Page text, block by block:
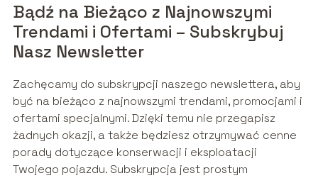
Bądź na Bieżąco z Najnowszymi
Trendami i Ofertami – Subskrybuj
Nasz Newsletter
Zachęcamy do subskrypcji naszego newslettera, aby
być na bieżąco z najnowszymi trendami, promocjami i
ofertami specjalnymi. Dzięki temu nie przegapisz
żadnych okazji, a także będziesz otrzymywać cenne
porady dotyczące konserwacji i eksploatacji
Twojego pojazdu. Subskrypcja jest prostym